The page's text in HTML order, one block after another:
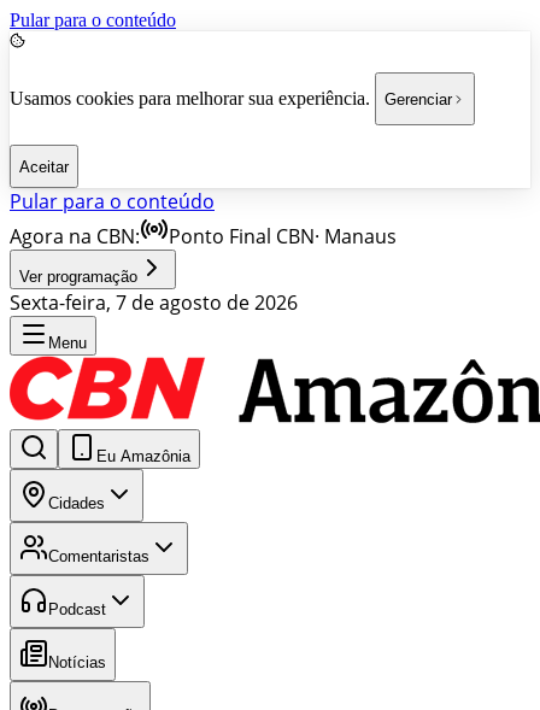
Pular para o conteúdo
Usamos cookies para melhorar sua experiência. Gerenciar
Aceitar
Pular para o conteúdo
Agora na CBN:
Ponto Final CBN· Manaus
Ver programação
Sexta-feira, 7 de agosto de 2026
Menu
Eu Amazônia
Cidades
Comentaristas
Podcast
Notícias